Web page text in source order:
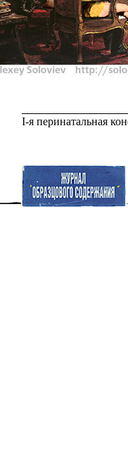
I-я перинатальная